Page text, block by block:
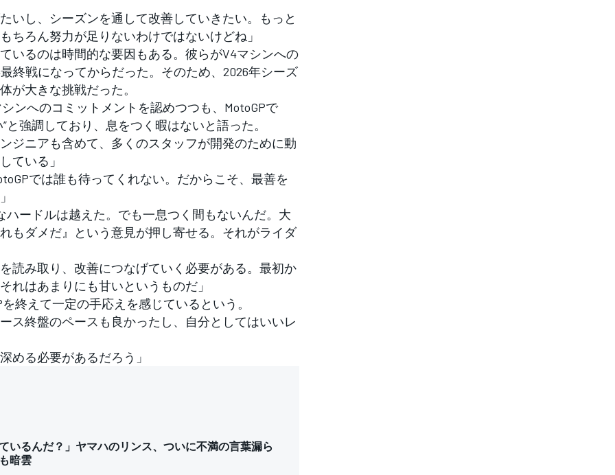
いし、シーズンを通して改善していきたい。もっと
ちろん努力が足りないわけではないけどね」
るのは時間的な要因もある。彼らがV4マシンへの
終戦になってからだった。そのため、2026年シーズ
が大きな挑戦だった。
へのコミットメントを認めつつも、MotoGPで
強調しており、息をつく暇はないと語った。
ジニアも含めて、多くのスタッフが開発のために動
ている」
では誰も待ってくれない。だからこそ、最善を
ードルは越えた。でも一息つく間もないんだ。大
もダメだ』という意見が押し寄せる。それがライダ
読み取り、改善につなげていく必要がある。最初か
れはあまりにも甘いというものだ」
えて一定の手応えを感じているという。
ス終盤のペースも良かったし、自分としてはいいレ
める必要があるだろう」
いるんだ？」ヤマハのリンス、ついに不満の言葉漏ら
暗雲